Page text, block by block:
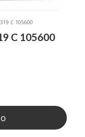
C 105600
C 105600